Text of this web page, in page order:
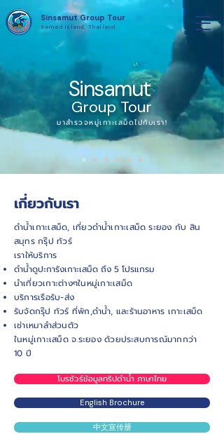
Sinsamut Group Tour
Samed Island, Thailand
Sinsamut
Group Tour
มาสำรวจหมู่เกาะเสม็ดไปกับเรา!
เกี่ยวกับเรา
ดำน้ำเกาะเสม็ด, เที่ยวดำน้ำเกาะเสม็ด ระยอง กับ สิน
สมุทร กรุ๊ป ทัวร์
เราให้บริการ
ดำน้ำดูปะการังเกาะเสม็ด ถึง 5 โปรแกรม
นำเที่ยวเกาะต่างๆในหมู่เกาะเสม็ด
บริการเรือรับ-ส่ง
รับจัดกรุ๊ป ทัวร์ ที่พัก,ดำน้ำ, และร้านอาหาร เกาะเสม็ด
เช่าเหมาลำส่วนตัว
ในหมู่เกาะเสม็ด จ.ระยอง ด้วยประสบการณ์มากกว่า
10 ปี
โบรชัวร์ข้อมูลทริปดำน้ำ ภาษาไทย
English Brochure
中文宣传册